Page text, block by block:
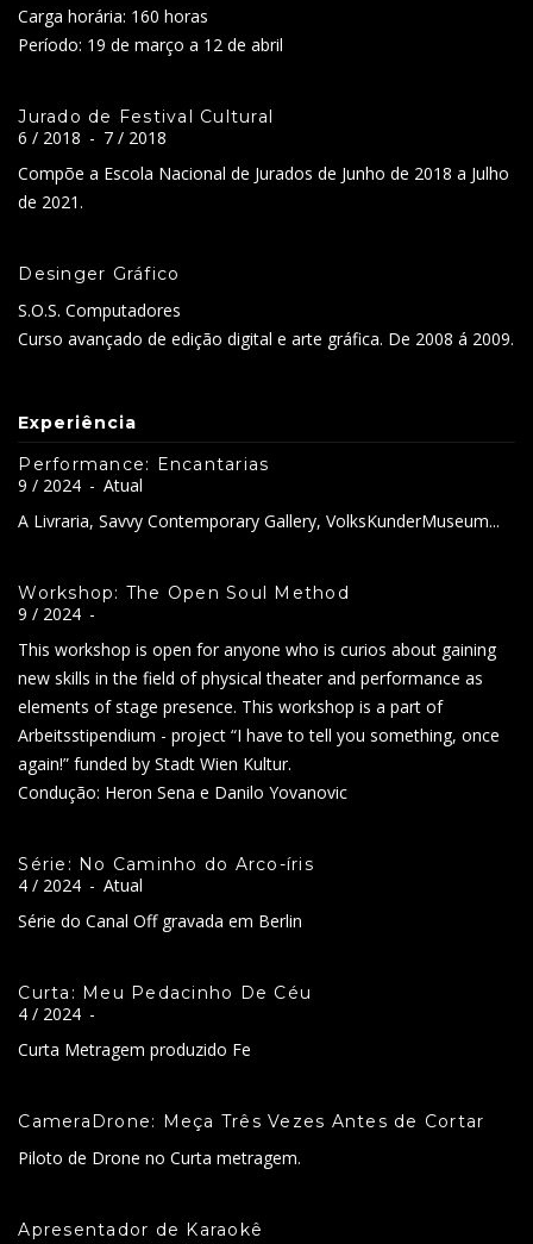
Carga horária: 160 horas
Período: 19 de março a 12 de abril
Jurado de Festival Cultural
6 / 2018 - 7 / 2018
Compõe a Escola Nacional de Jurados de Junho de 2018 a Julho
de 2021.
Desinger Gráfico
S.O.S. Computadores
Curso avançado de edição digital e arte gráfica. De 2008 á 2009.
Experiência
Performance: Encantarias
9 / 2024 - Atual
A Livraria, Savvy Contemporary Gallery, VolksKunderMuseum...
Workshop: The Open Soul Method
9 / 2024 -
This workshop is open for anyone who is curios about gaining
new skills in the field of physical theater and performance as
elements of stage presence. This workshop is a part of
Arbeitsstipendium - project “I have to tell you something, once
again!” funded by Stadt Wien Kultur.
Condução: Heron Sena e Danilo Yovanovic
Série: No Caminho do Arco-íris
4 / 2024 - Atual
Série do Canal Off gravada em Berlin
Curta: Meu Pedacinho De Céu
4 / 2024 -
Curta Metragem produzido Fe
CameraDrone: Meça Três Vezes Antes de Cortar
Piloto de Drone no Curta metragem.
Apresentador de Karaokê